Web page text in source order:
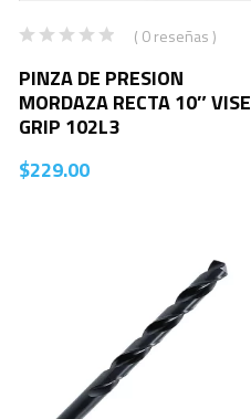
( 0 reseñas )
PINZA DE PRESION
MORDAZA RECTA 10″ VISE
GRIP 102L3
$229.00